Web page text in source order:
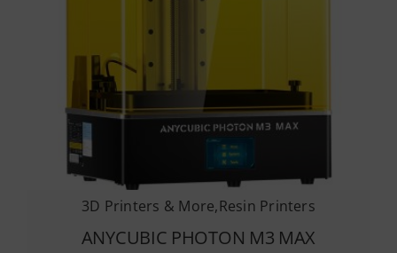
3D Printers & More,Resin Printers
ANYCUBIC PHOTON M3 MAX